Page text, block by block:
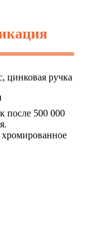
цинковая ручка
после 500 000